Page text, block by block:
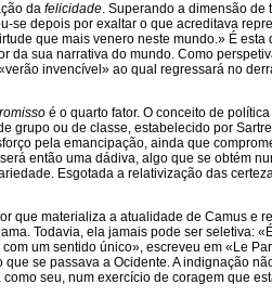
da felicidade. Superando a dimensão
se depois por exaltar o que acreditava
que mais venero neste mundo.» É
da sua narrativa do mundo. Como
invencível» ao qual regressará no
é o quarto fator. O conceito de
grupo ou de classe, estabelecido por
pela emancipação, ainda que
então uma dádiva, algo que se obtém
Esgotada a relativização das
que materializa a atualidade de Camus e
Todavia, ela jamais pode ser seletiva:
um sentido único», escreveu em «Le
se passava a Ocidente. A indignação
seu, num exercício de coragem que